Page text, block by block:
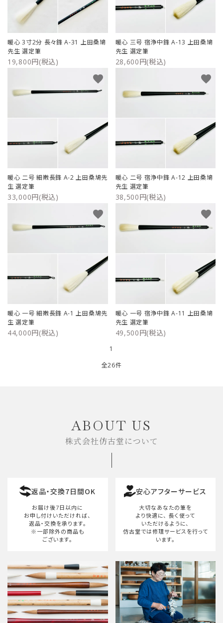
暖心 3寸2分 長々鋒 A-31 上田桑鳩
先生 選定筆
19,800円(税込)
暖心 三号 宿浄中鋒 A-13 上田桑鳩
先生 選定筆
28,600円(税込)
暖心 二号 細嫩長鋒 A-2 上田桑鳩先
生 選定筆
33,000円(税込)
favorite
暖心 二号 宿浄中鋒 A-12 上田桑鳩
先生 選定筆
38,500円(税込)
favorite
暖心 一号 細嫩長鋒 A-1 上田桑鳩先
生 選定筆
44,000円(税込)
favorite
暖心 一号 宿浄中鋒 A-11 上田桑鳩
先生 選定筆
49,500円(税込)
favorite
1
全26件
検索する
ABOUT US
株式会社仿古堂について
返品・交換7日間OK
お届け後7日以内に
お申し付けいただければ、
返品・交換を承ります。
※一部除外の商品も
ございます。
安心アフターサービス
大切なあなたの筆を
より快適に、 長く使って
いただけるように、
仿古堂では修理サービスを行って
います。